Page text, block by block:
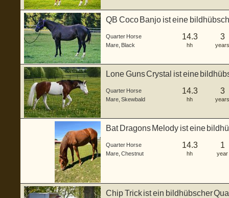
QB Coco Banjo ist eine
Quarter Horse
Mare Black
14.3
hh
3
years
Lone Guns Crystal ist eine
Quarter Horse
Mare Skewbald
14.3
hh
3
years
Bat Dragons Melody ist eine
Quarter Horse
Mare Chestnut
14.3
hh
1
year
Chip Trick ist ein bildhübscher